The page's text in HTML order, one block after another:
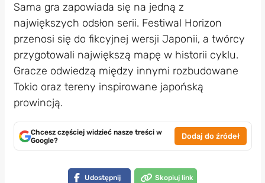
Sama gra zapowiada się na jedną z
największych odsłon serii. Festiwal Horizon
przenosi się do fikcyjnej wersji Japonii, a twórcy
przygotowali największą mapę w historii cyklu.
Gracze odwiedzą między innymi rozbudowane
Tokio oraz tereny inspirowane japońską
prowincją.
Chcesz częściej widzieć nasze treści w
Google?
Dodaj do źródeł
Udostępnij Skopiuj link